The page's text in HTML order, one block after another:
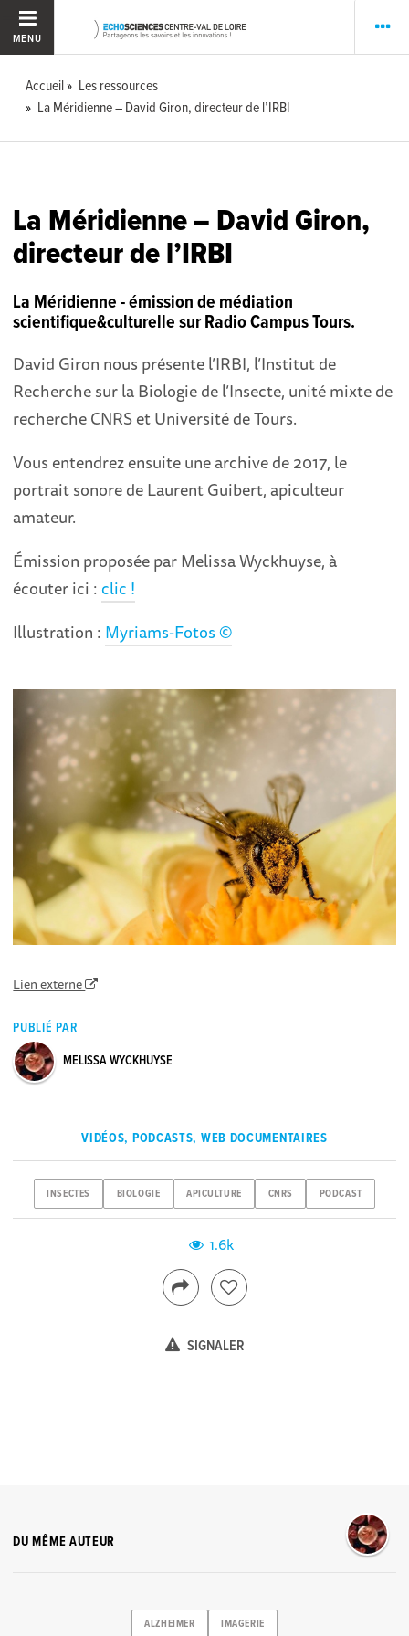
MENU
Accueil
Les ressources
La Méridienne – David Giron, directeur de l’IRBI
La Méridienne – David Giron,
directeur de l’IRBI
La Méridienne - émission de médiation
scientifique&culturelle sur Radio Campus Tours.
David Giron nous présente l’IRBI, l’Institut de
Recherche sur la Biologie de l’Insecte, unité mixte de
recherche CNRS et Université de Tours.
Vous entendrez ensuite une archive de 2017, le
portrait sonore de Laurent Guibert, apiculteur
amateur.
Émission proposée par Melissa Wyckhuyse, à
écouter ici :clic !
Illustration : Myriams-Fotos ©
Lien externe
PUBLIÉ PAR
MELISSA WYCKHUYSE
VIDÉOS, PODCASTS, WEB DOCUMENTAIRES
INSECTES BIOLOGIE APICULTURE CNRS PODCAST
1.6k
SIGNALER
DU MÊME AUTEUR
ALZHEIMER IMAGERIE